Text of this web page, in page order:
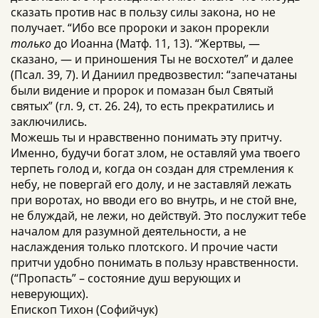
сказать против нас в пользу силы закона, но не
получает. “Ибо все пророки и закон прорекли
толькодо Иоанна (Матф. 11, 13). “Жертвы, —
сказано, — и приношения Ты не восхотел” и далее
(Псал. 39, 7). И Даниил предвозвестил: “запечатаны
были видение и пророк и помазан был Святый
святых” (гл. 9, ст. 26. 24), то есть прекратились и
заключились.
Можешь ты и нравственно понимать эту притчу.
Именно, будучи богат злом, не оставляй ума твоего
терпеть голод и, когда он создан для стремления к
небу, не повергай его долу, и не заставляй лежать
при воротах, но вводи его во внутрь, и не стой вне,
не блуждай, не лежи, но действуй. Это послужит тебе
началом для разумной деятельности, а не
наслаждения только плотского. И прочие части
притчи удобно понимать в пользу нравственности.
(“Пропасть” – состояние душ верующих и
неверующих).
Епископ Тихон (Софийчук)